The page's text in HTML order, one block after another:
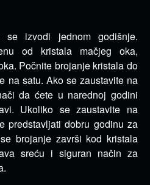
se izvodi jednom godišnje.
od kristala mačjeg oka,
Počnite brojanje kristala do
na satu. Ako se zaustavite na
da ćete u narednoj godini
Ukoliko se zaustavite na
predstavljati dobru godinu za
brojanje završi kod kristala
sreću i siguran način za